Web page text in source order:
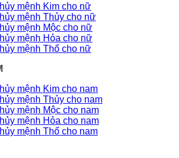
mệnh Kim cho nữ
mệnh Thủy cho nữ
mệnh Mộc cho nữ
mệnh Hỏa cho nữ
mệnh Thổ cho nữ
mệnh Kim cho nam
mệnh Thủy cho nam
mệnh Mộc cho nam
mệnh Hỏa cho nam
mệnh Thổ cho nam